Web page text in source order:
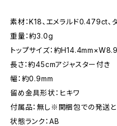
素材：K18、エメラルド0.479ct
重量：約3.0g
トップサイズ：約
長さ：約45cmアジャスター付き
幅：約0.9mm
留め金具形状：ヒキワ
付属品：無し※関梱包での発送と
状態ランク：AB